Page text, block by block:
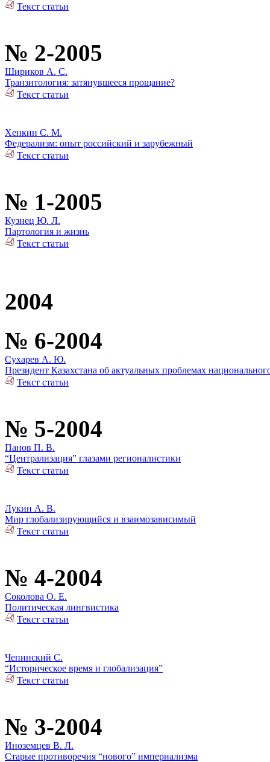
Текст статьи
№ 2-2005
Шириков А. С.
Транзитология: затянувшееся прощание?
Текст статьи
Хенкин С. М.
Федерализм: опыт российский и зарубежный
Текст статьи
№ 1-2005
Кузнец Ю. Л.
Партология и жизнь
Текст статьи
2004
№ 6-2004
Сухарев А. Ю.
Президент Казахстана об актуальных проблемах
Текст статьи
№ 5-2004
Панов П. В.
“Централизация” глазами регионалистики
Текст статьи
Лукин А. В.
Мир глобализирующийся и взаимозависимый
Текст статьи
№ 4-2004
Соколова О. Е.
Политическая лингвистика
Текст статьи
Чепинский С.
“Историческое время и глобализация”
Текст статьи
№ 3-2004
Иноземцев В. Л.
Старые противоречия “нового” империализма